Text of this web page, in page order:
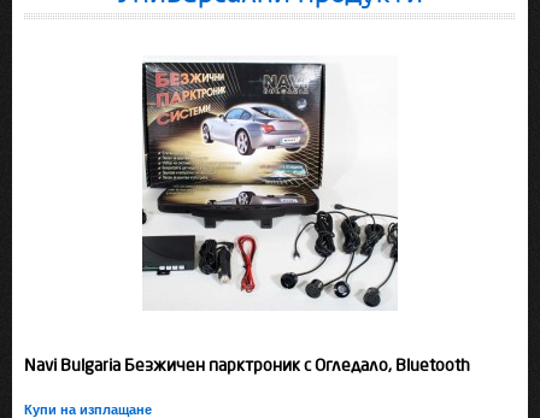
Navi Bulgaria Безжичен парктроник с Огледало, Bluetooth
Купи на изплащане